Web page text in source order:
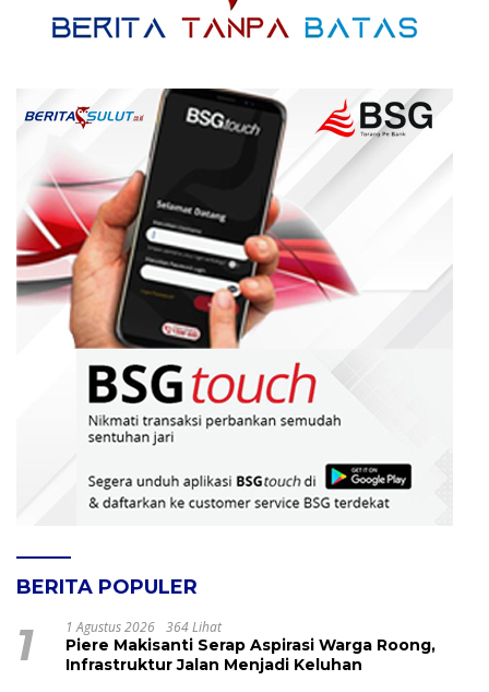
BERITA POPULER
1 1 Agustus 2026 364 Lihat
Piere Makisanti Serap Aspirasi Warga Roong,
Infrastruktur Jalan Menjadi Keluhan